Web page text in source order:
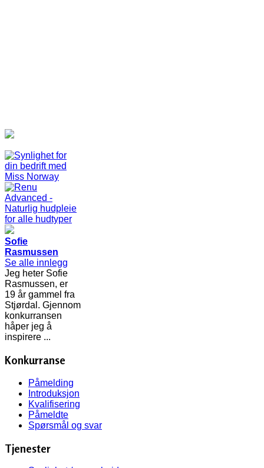
Sofie
Rasmussen
Se alle innlegg
Jeg heter Sofie
Rasmussen, er
19 år gammel fra
Stjørdal. Gjennom
konkurransen
håper jeg å
inspirere ...
Konkurranse
Påmelding
Introduksjon
Kvalifisering
Påmeldte
Spørsmål og svar
Tjenester